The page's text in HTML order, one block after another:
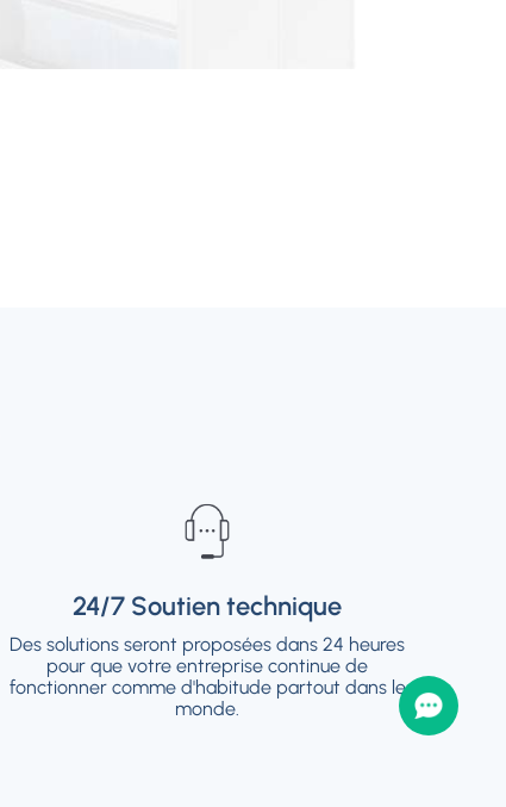
24/7 Soutien technique
Des solutions seront proposées dans 24 heures
pour que votre entreprise continue de
fonctionner comme d'habitude partout dans le
monde.
24/7 Soutien technique
Des solutions seront proposées dans 24 heures
pour que votre entreprise continue de
fonctionner comme d'habitude partout dans le
monde.